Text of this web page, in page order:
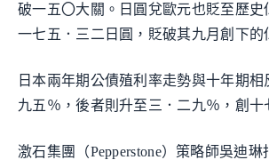
破一五〇大關。日圓兌歐元也貶至歷史
一七五．三二日圓，貶破其九月創下的
日本兩年期公債殖利率走勢與十年期相
九五％，後者則升至三．二九％，創十
激石集團（Pepperstone）策略師吳迪